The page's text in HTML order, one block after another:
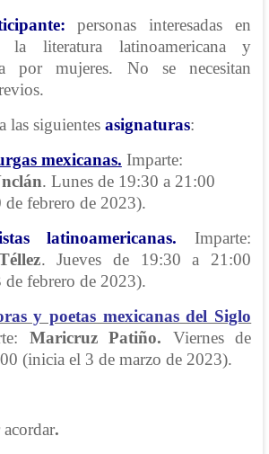
personas interesadas en
la literatura latinoamericana y
por mujeres. No se necesitan
las siguientes asignaturas:
mexicanas. Imparte:
. Lunes de 19:30 a 21:00
febrero de 2023).
latinoamericanas. Imparte:
. Jueves de 19:30 a 21:00
febrero de 2023).
y poetas mexicanas del Siglo
Maricruz Patiño. Viernes de
(inicia el 3 de marzo de 2023).
.